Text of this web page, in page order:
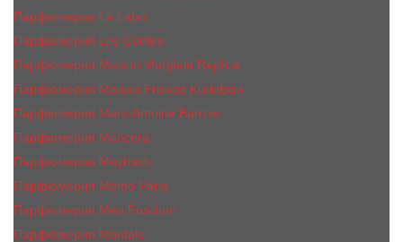
Парфюмерия Le Labo
Парфюмерия Les Contes
Парфюмерия Maison Margiela Replica
Парфюмерия Maison Francis Kurkdjian
Парфюмерия Marc-Antoine Barrois
Парфюмерия Mancera
Парфюмерия Maybach
Парфюмерия Memo Paris
Парфюмерия Meo Fusciuni
Парфюмерия Montale